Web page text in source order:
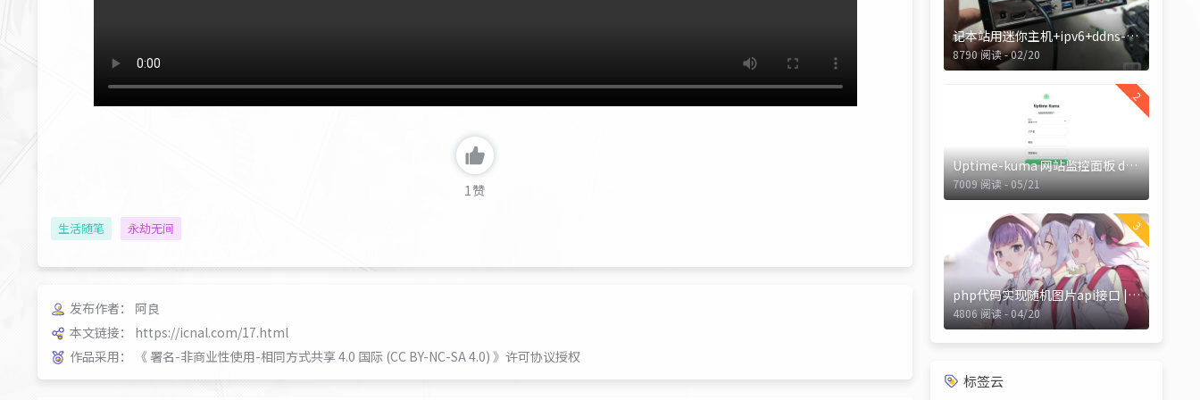
1 赞
生活随笔 永劫无间
发布作者：
阿良
本文链接：
https://icnal.com/17.html
作品采用：
《署名-非商业性使用-相同方式共享 4.0 国际 (CC BY-NC-SA 4.0) 》许可协议授权
记本站用迷你主机+ipv6+ddns-go+无畏云加速搭建过程
8790 阅读 - 02/20
2
Uptime-kuma 网站监控面板 docker部署教程
7009 阅读 - 05/21
3
php代码实现随机图片api接口 |自适应设备图片
4806 阅读 - 04/20
标签云